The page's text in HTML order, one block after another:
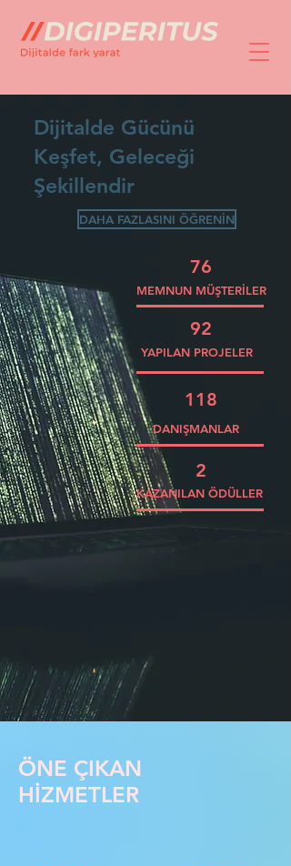
Dijitalde Gücünü
Keşfet, Geleceği
Şekillendir
DAHA FAZLASINI ÖĞRENİN
76
MEMNUN MÜŞTERİLER
92
YAPILAN PROJELER
118
DANIŞMANLAR
2
KAZANILAN ÖDÜLLER
ÖNE ÇIKAN
HİZMETLER